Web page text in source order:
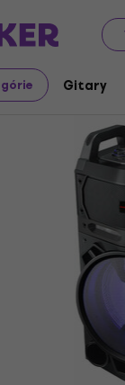
Gitary
Audio